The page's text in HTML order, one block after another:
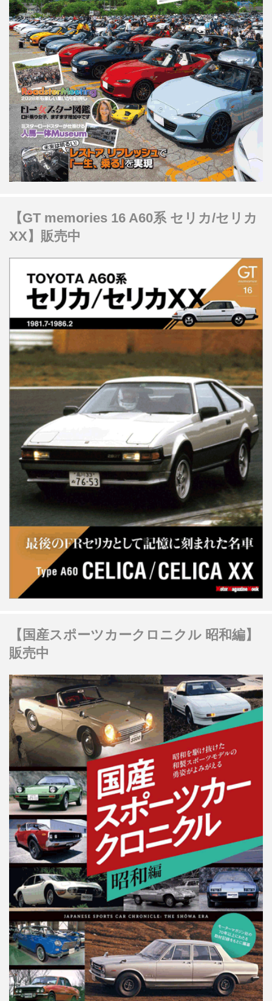
【GT memories 16 A60系 セリカ/セリカ
XX】販売中
【国産スポーツカークロニクル 昭和編】
販売中